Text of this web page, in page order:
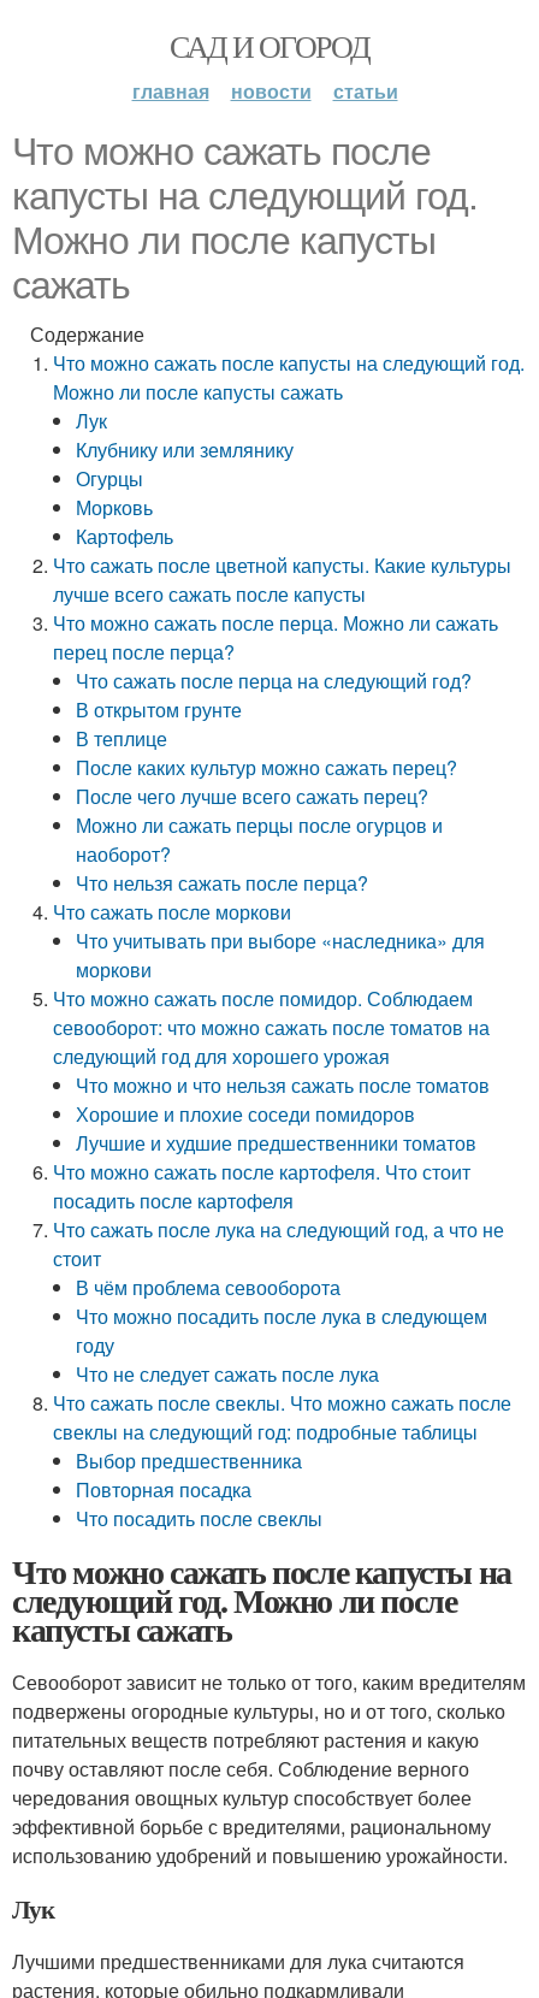
САД И ОГОРОД
главная новости статьи
Что можно сажать после
капусты на следующий год.
Можно ли после капусты
сажать
Содержание
Что можно сажать после капусты на следующий год.
Можно ли после капусты сажать
Лук
Клубнику или землянику
Огурцы
Морковь
Картофель
Что сажать после цветной капусты. Какие культуры
лучше всего сажать после капусты
Что можно сажать после перца. Можно ли сажать
перец после перца?
Что сажать после перца на следующий год?
В открытом грунте
В теплице
После каких культур можно сажать перец?
После чего лучше всего сажать перец?
Можно ли сажать перцы после огурцов и
наоборот?
Что нельзя сажать после перца?
Что сажать после моркови
Что учитывать при выборе «наследника» для
моркови
Что можно сажать после помидор. Соблюдаем
севооборот: что можно сажать после томатов на
следующий год для хорошего урожая
Что можно и что нельзя сажать после томатов
Хорошие и плохие соседи помидоров
Лучшие и худшие предшественники томатов
Что можно сажать после картофеля. Что стоит
посадить после картофеля
Что сажать после лука на следующий год, а что не
стоит
В чём проблема севооборота
Что можно посадить после лука в следующем
году
Что не следует сажать после лука
Что сажать после свеклы. Что можно сажать после
свеклы на следующий год: подробные таблицы
Выбор предшественника
Повторная посадка
Что посадить после свеклы
Что можно сажать после капусты на
следующий год. Можно ли после
капусты сажать
Севооборот зависит не только от того, каким вредителям
подвержены огородные культуры, но и от того, сколько
питательных веществ потребляют растения и какую
почву оставляют после себя. Соблюдение верного
чередования овощных культур способствует более
эффективной борьбе с вредителями, рациональному
использованию удобрений и повышению урожайности.
Лук
Лучшими предшественниками для лука считаются
растения, которые обильно подкармливали